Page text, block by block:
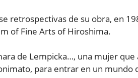
retrospectivas de su obra, en
of Fine Arts of Hiroshima.
de Lempicka…, una mujer
para entrar en un mundo